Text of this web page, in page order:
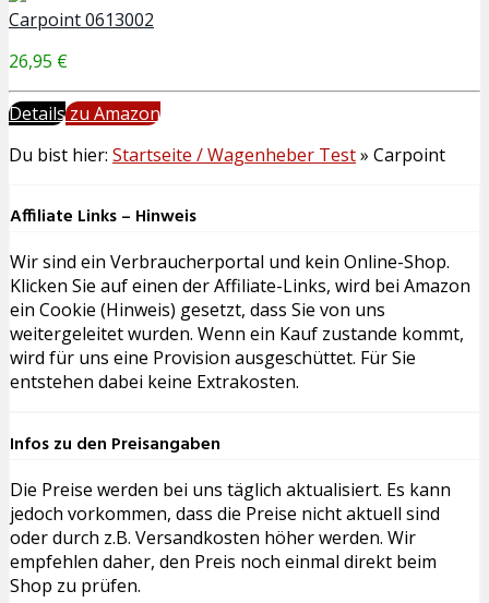
Carpoint 0613002
26,95 €
Detailszu Amazon
Du bist hier: Startseite / Wagenheber Test» Carpoint
Affiliate Links – Hinweis
Wir sind ein Verbraucherportal und kein Online-Shop.
Klicken Sie auf einen der Affiliate-Links, wird bei Amazon
ein Cookie (Hinweis) gesetzt, dass Sie von uns
weitergeleitet wurden. Wenn ein Kauf zustande kommt,
wird für uns eine Provision ausgeschüttet. Für Sie
entstehen dabei keine Extrakosten.
Infos zu den Preisangaben
Die Preise werden bei uns täglich aktualisiert. Es kann
jedoch vorkommen, dass die Preise nicht aktuell sind
oder durch z.B. Versandkosten höher werden. Wir
empfehlen daher, den Preis noch einmal direkt beim
Shop zu prüfen.